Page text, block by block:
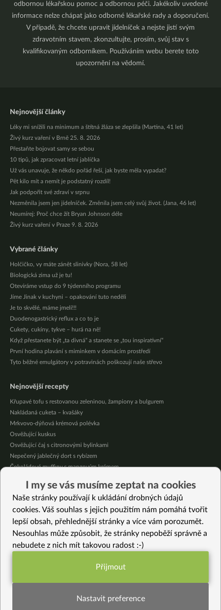
odbornou lékařskou pomoc a odbornou péči. Jakékoliv uvedené
informace nelze chápat jako odborné lékařské rady a doporučení.
V případě, že chcete upravit jídelníček a nejste jistí svým
zdravotním stavem, zkonzultujte, prosím, svůj stav s
kvalifikovaným odborníkem. Používáním webu berete toto
upozornění na vědomí.
Nejnovější články
Léky mi snížili na minimum a štítná žláza se zlepšila (Martina, 41 let)
Živý kurz vaření v Brně 25. 8. 2026
Přestaňte bojovat samy se sebou
10 tipů, jak zpracovat letní jablíčka
Už vás unavuje, že někdo pořád řeší, jak byste měla vypadat?
Pět kilo mít a nemít je podstatný rozdíl!
Jak podpořit své zdraví v srpnu
Nezměnila jsem jen jídelníček. Změnila jsem celý svůj život. (Jana, 46 let)
Neumírej: Proč chce žít Bryan Johnson déle
Živý kurz vaření v Praze 9. 8. 2026
Vybrané články
Holčičko, vy máte zánět slinivky (Nora, 58 let)
Biologická zima už je tu!
Otevíráme vstup do 9 týdenního programu
Jíme Jinak v kuchyni – opakování tuto neděli
Je to skvělé, máme jmelí!!!
Duodenogastrický reflux a co to je
Cukety, cukíny, tykve – hurá na ně!
Když přestanete být „ta divná“ a stanete se „tou inspirativní“
První hodina plavání s miminkem v domácím prostředí
Tyto běžné emulgátory v potravinách poškozují naše střevo
Nejnovější recepty
Křupavé tofu s restovanou zeleninou, žampiony a bulgurem
Nakládaná cuketa – kvašáky
Mrkvovo-dýňová krémová polévka
Osvěžující kuskus
Osvěžující čaj s citronovými bylinkami
Nepečený jablečný dort s rybízem
Čokoládové muffiny s mangovým krémem
Krémová zeleninová polévka s koprem a vločkami
Celozrnná rýže basmati se zeleninou
Vybrané recepty
Letní polévka se zeleninou a houbami shitake
Pečené seitanové plátky
I my se vás musíme zeptat na cookies
Naše stránky používají k ukládání drobných údajů
cookies. Váš souhlas s jejich použitím nám pomáhá tvořit
lepší obsah, přehlednější stránky a více vám porozumět.
Nesouhlas může způsobit, že stránky nepoběží správně a
nebudete z nich mít takovou radost :-)
Funkční nastavení potřebujeme (vždy
Přijmout
Nastavit preference